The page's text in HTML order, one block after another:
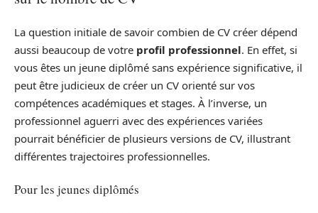
La question initiale de savoir combien de CV créer dépend
aussi beaucoup de votre profil professionnel. En effet, si
vous êtes un jeune diplômé sans expérience significative, il
peut être judicieux de créer un CV orienté sur vos
compétences académiques et stages. À l’inverse, un
professionnel aguerri avec des expériences variées
pourrait bénéficier de plusieurs versions de CV, illustrant
différentes trajectoires professionnelles.
Pour les jeunes diplômés